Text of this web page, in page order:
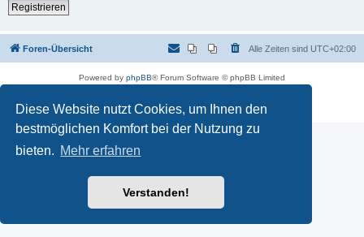
Diese Website nutzt Cookies, um Ihnen den
bestmöglichen Komfort bei der Nutzung zu
bieten. Mehr erfahren
Verstanden!
Registrieren
Foren-Übersicht Alle Zeiten sind UTC+02:00
Powered by phpBB® Forum Software © phpBB Limited
Datenschutz|Nutzungsbedingungen